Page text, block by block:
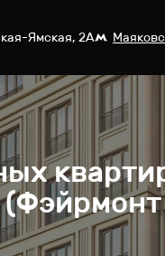
Ямская, 2А